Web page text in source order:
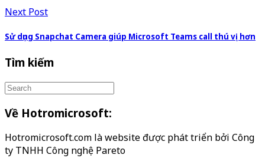
Next Post
Sử dụng Snapchat Camera giúp Microsoft Teams call thú vị hơn
Tìm kiếm
Về Hotromicrosoft:
Hotromicrosoft.com là website được phát triển bởi Công
ty TNHH Công nghệ Pareto